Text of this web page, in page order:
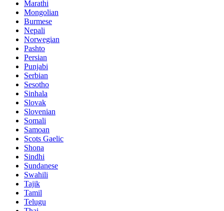
Marathi
Mongolian
Burmese
Nepali
Norwegian
Pashto
Persian
Punjabi
Serbian
Sesotho
Sinhala
Slovak
Slovenian
Somali
Samoan
Scots Gaelic
Shona
Sindhi
Sundanese
Swahili
Tajik
Tamil
Telugu